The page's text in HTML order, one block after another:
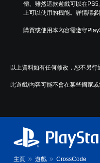
體。雖然這款遊戲可以在
上可以使用的機能。詳情請參
購買或使用本內容需遵守
以上資料如有任何修改，恕不另行
此遊戲/內容可能不會在某些國家或
主頁 遊戲 CrossCode